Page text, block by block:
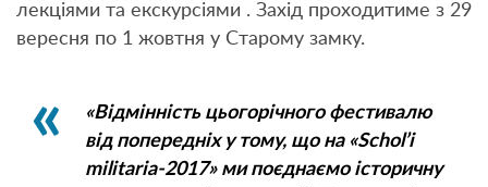
лекціями та екскурсіями . Захід проходитиме з 29
вересня по 1 жовтня у Старому замку.
«Відмінність цьогорічного фестивалю
від попередніх у тому, що на «Schol’і
militaria-2017» ми поєднаємо історичну